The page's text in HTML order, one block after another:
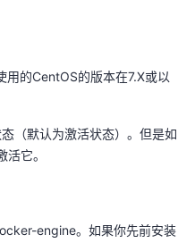
的CentOS的版本在7.X或以
（默认为激活状态）。但是如
它。
engine。如果你先前安装